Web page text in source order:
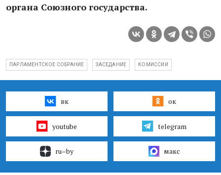
органа Союзного государства.
ПАРЛАМЕНТСКОЕ СОБРАНИЕ ЗАСЕДАНИЕ КОМИССИИ
вк ок
youtube telegram
ru–by макс